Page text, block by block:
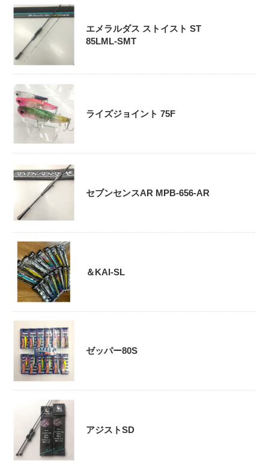
エメラルダス ストイスト ST
85LML-SMT
ライズジョイント 75F
セブンセンスAR MPB-656-AR
＆KAI-SL
ゼッパー80S
アジストSD